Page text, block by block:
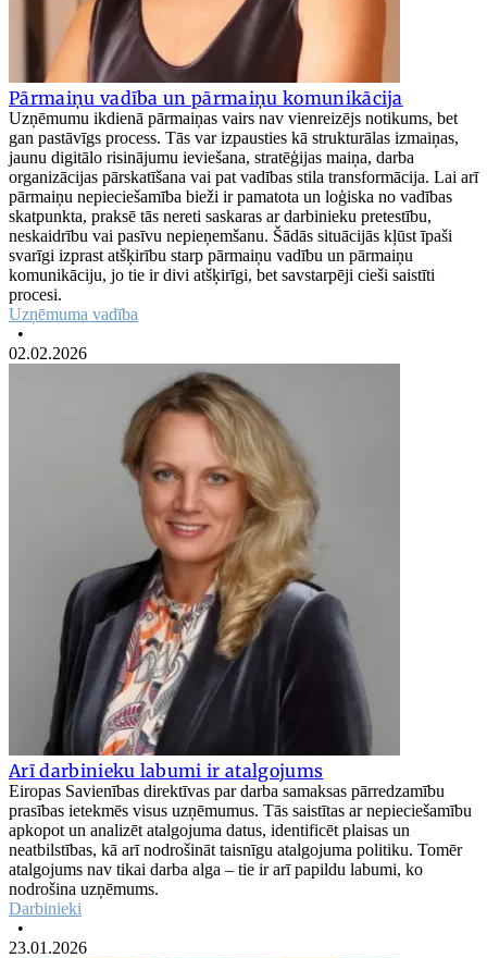
Pārmaiņu vadība un pārmaiņu komunikācija
Uzņēmumu ikdienā pārmaiņas vairs nav vienreizējs notikums, bet
gan pastāvīgs process. Tās var izpausties kā strukturālas izmaiņas,
jaunu digitālo risinājumu ieviešana, stratēģijas maiņa, darba
organizācijas pārskatīšana vai pat vadības stila transformācija. Lai arī
pārmaiņu nepieciešamība bieži ir pamatota un loģiska no vadības
skatpunkta, praksē tās nereti saskaras ar darbinieku pretestību,
neskaidrību vai pasīvu nepieņemšanu. Šādās situācijās kļūst īpaši
svarīgi izprast atšķirību starp pārmaiņu vadību un pārmaiņu
komunikāciju, jo tie ir divi atšķirīgi, bet savstarpēji cieši saistīti
procesi.
Uzņēmuma vadība
•
02.02.2026
Arī darbinieku labumi ir atalgojums
Eiropas Savienības direktīvas par darba samaksas pārredzamību
prasības ietekmēs visus uzņēmumus. Tās saistītas ar nepieciešamību
apkopot un analizēt atalgojuma datus, identificēt plaisas un
neatbilstības, kā arī nodrošināt taisnīgu atalgojuma politiku. Tomēr
atalgojums nav tikai darba alga – tie ir arī papildu labumi, ko
nodrošina uzņēmums.
Darbinieki
•
23.01.2026